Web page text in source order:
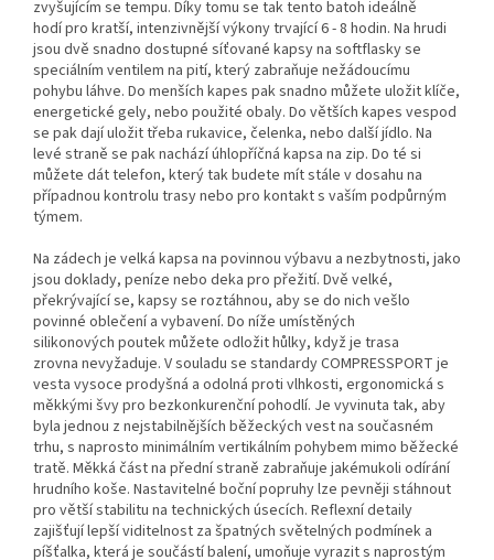
zvyšujícím se tempu. Díky tomu se tak tento batoh ideálně
hodí pro kratší, intenzivnější výkony trvající 6 - 8 hodin. Na hrudi
jsou dvě snadno dostupné síťované kapsy na softflasky se
speciálním ventilem na pití, který zabraňuje nežádoucímu
pohybu láhve. Do menších kapes pak snadno můžete uložit klíče,
energetické gely, nebo použité obaly. Do větších kapes vespod
se pak dají uložit třeba rukavice, čelenka, nebo další jídlo. Na
levé straně se pak nachází úhlopříčná kapsa na zip. Do té si
můžete dát telefon, který tak budete mít stále v dosahu na
případnou kontrolu trasy nebo pro kontakt s vaším podpůrným
týmem.
Na zádech je velká kapsa na povinnou výbavu a nezbytnosti, jako
jsou doklady, peníze nebo deka pro přežití. Dvě velké,
překrývající se, kapsy se roztáhnou, aby se do nich vešlo
povinné oblečení a vybavení. Do níže umístěných
silikonových poutek můžete odložit hůlky, když je trasa
zrovna nevyžaduje. V souladu se standardy COMPRESSPORT je
vesta vysoce prodyšná a odolná proti vlhkosti, ergonomická s
měkkými švy pro bezkonkurenční pohodlí. Je vyvinuta tak, aby
byla jednou z nejstabilnějších běžeckých vest na současném
trhu, s naprosto minimálním vertikálním pohybem mimo běžecké
tratě. Měkká část na přední straně zabraňuje jakémukoli odírání
hrudního koše. Nastavitelné boční popruhy lze pevněji stáhnout
pro větší stabilitu na technických úsecích. Reflexní detaily
zajišťují lepší viditelnost za špatných světelných podmínek a
píšťalka, která je součástí balení, umoňuje vyrazit s naprostým